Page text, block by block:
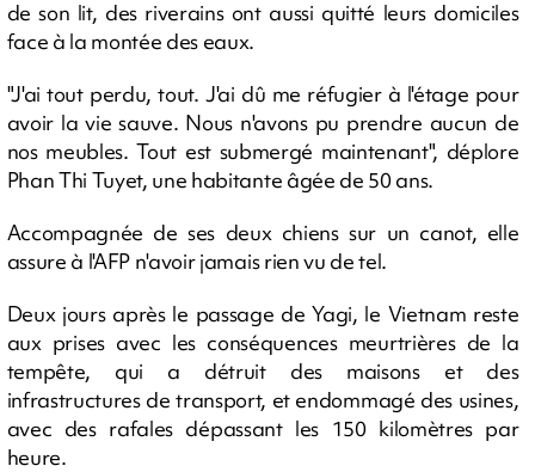
de son lit, des riverains ont aussi quitté leurs domiciles
face à la montée des eaux.
"J'ai tout perdu, tout. J'ai dû me réfugier à l'étage pour
avoir la vie sauve. Nous n'avons pu prendre aucun de
nos meubles. Tout est submergé maintenant", déplore
Phan Thi Tuyet, une habitante âgée de 50 ans.
Accompagnée de ses deux chiens sur un canot, elle
assure à l'AFP n'avoir jamais rien vu de tel.
Deux jours après le passage de Yagi, le Vietnam reste
aux prises avec les conséquences meurtrières de la
tempête, qui a détruit des maisons et des
infrastructures de transport, et endommagé des usines,
avec des rafales dépassant les 150 kilomètres par
heure.